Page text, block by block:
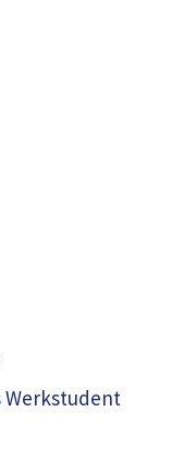
Werkstudent